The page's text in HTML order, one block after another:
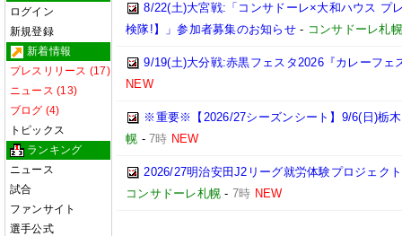
ログイン
新規登録
新着情報
プレスリリース (17)
ニュース (13)
ブログ (4)
トピックス
ランキング
ニュース
試合
ファンサイト
選手公式
8/22(土)大宮戦:「コンサドーレ×大和ハウス プ
検隊!】」参加者募集のお知らせ - コンサドーレ札幌
9/19(土)大分戦:赤黒フェスタ2026『カレーフェ
NEW
※重要※【2026/27シーズンシート】9/6(日)栃
幌 -7時 NEW
2026/27明治安田J2リーグ就労体験プロジェク
コンサドーレ札幌 - 7時 NEW